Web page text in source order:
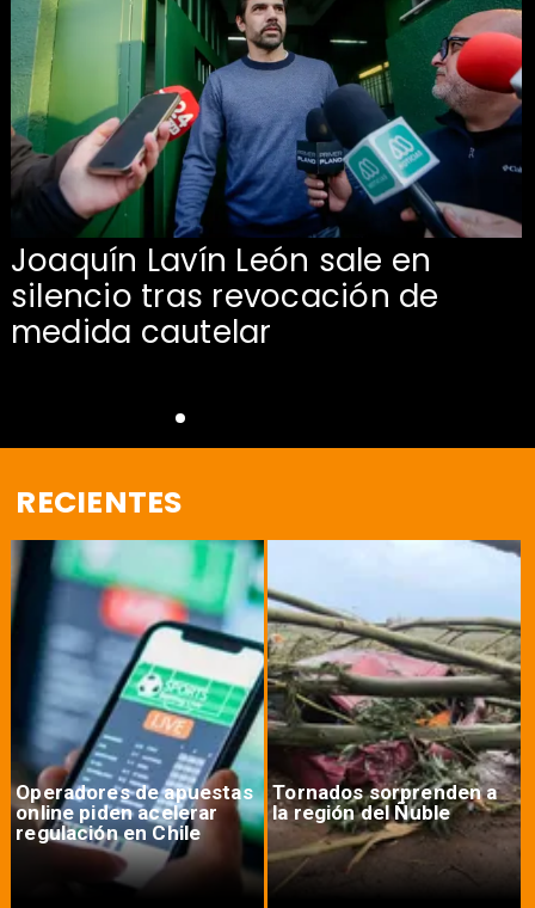
Joaquín Lavín León sale en
silencio tras revocación de
medida cautelar
RECIENTES
Operadores de apuestas
online piden acelerar
regulación en Chile
Tornados sorprenden a
la región del Ñuble